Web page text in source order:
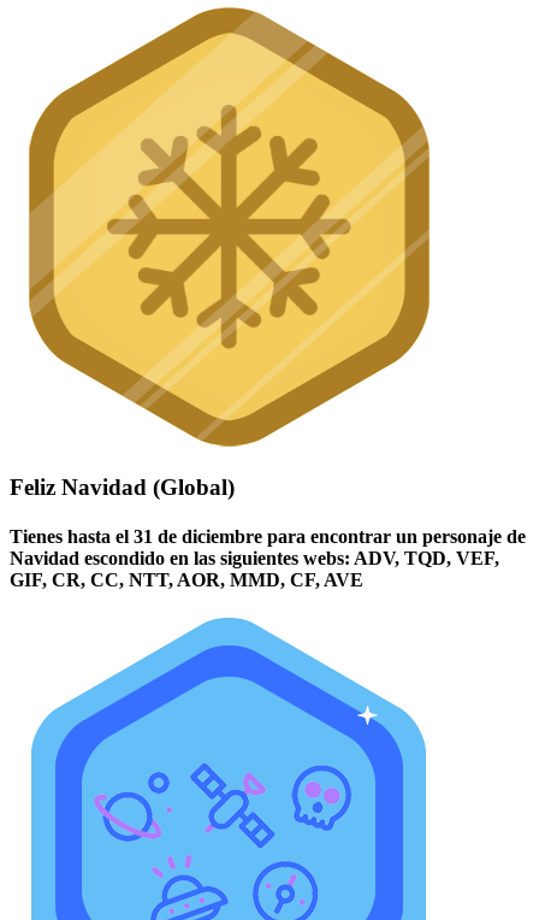
Feliz Navidad (Global)
Tienes hasta el 31 de diciembre para encontrar un personaje de
Navidad escondido en las siguientes webs: ADV, TQD, VEF,
GIF, CR, CC, NTT, AOR, MMD, CF, AVE